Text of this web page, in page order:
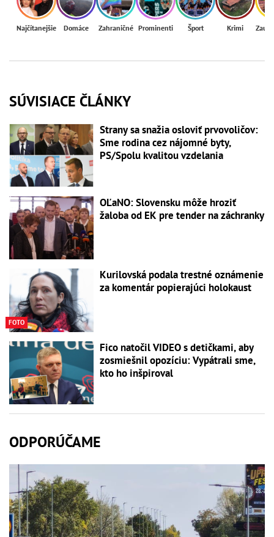
Najčítanejšie Domáce Zahraničné Prominenti Šport Krimi
SÚVISIACE ČLÁNKY
Strany sa snažia osloviť prvovoličov:
Sme rodina cez nájomné byty,
PS/Spolu kvalitou vzdelania
OĽaNO: Slovensku môže hroziť
žaloba od EK pre tender na záchranky
FOTO
Kurilovská podala trestné oznámenie
za komentár popierajúci holokaust
Fico natočil VIDEO s detičkami, aby
zosmiešnil opozíciu: Vypátrali sme,
kto ho inšpiroval
ODPORÚČAME